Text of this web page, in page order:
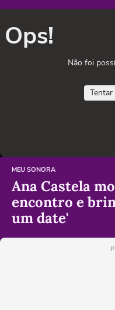
Ops!
Não foi
MEU SONORA
Ana Castela
encontro e
um date'